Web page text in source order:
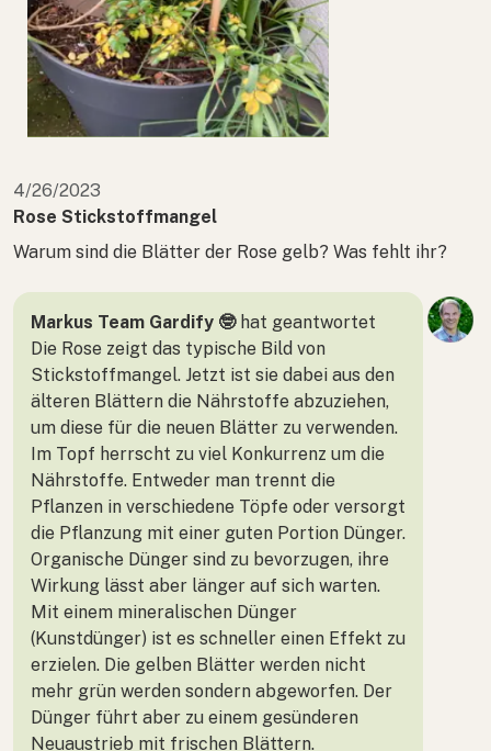
4/26/2023
Rose Stickstoffmangel
Warum sind die Blätter der Rose gelb? Was fehlt ihr?
Markus Team Gardify 🤓hat geantwortet
Die Rose zeigt das typische Bild von
Stickstoffmangel. Jetzt ist sie dabei aus den
älteren Blättern die Nährstoffe abzuziehen,
um diese für die neuen Blätter zu verwenden.
Im Topf herrscht zu viel Konkurrenz um die
Nährstoffe. Entweder man trennt die
Pflanzen in verschiedene Töpfe oder versorgt
die Pflanzung mit einer guten Portion Dünger.
Organische Dünger sind zu bevorzugen, ihre
Wirkung lässt aber länger auf sich warten.
Mit einem mineralischen Dünger
(Kunstdünger) ist es schneller einen Effekt zu
erzielen. Die gelben Blätter werden nicht
mehr grün werden sondern abgeworfen. Der
Dünger führt aber zu einem gesünderen
Neuaustrieb mit frischen Blättern.